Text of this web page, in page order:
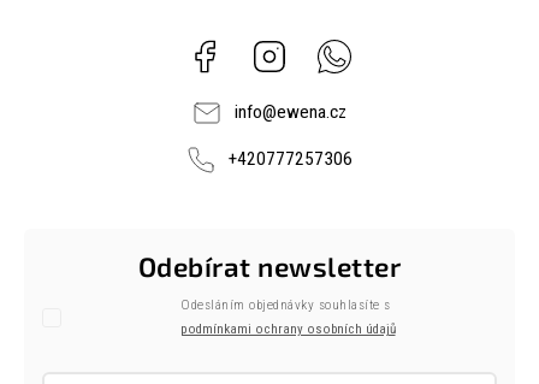
Facebook Instagram
info@ewena.cz
+420777257306
Odebírat newsletter
Odesláním objednávky souhlasíte s
podmínkami ochrany osobních údajů